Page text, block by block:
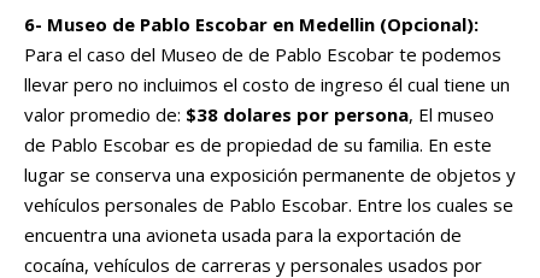
6- Museo de Pablo Escobar en Medellin (Opcional):
Para el caso del Museo de de Pablo Escobar te podemos
llevar pero no incluimos el costo de ingreso él cual tiene un
valor promedio de: $38 dolares por persona, El museo
de Pablo Escobar es de propiedad de su familia. En este
lugar se conserva una exposición permanente de objetos y
vehículos personales de Pablo Escobar. Entre los cuales se
encuentra una avioneta usada para la exportación de
cocaína, vehículos de carreras y personales usados por